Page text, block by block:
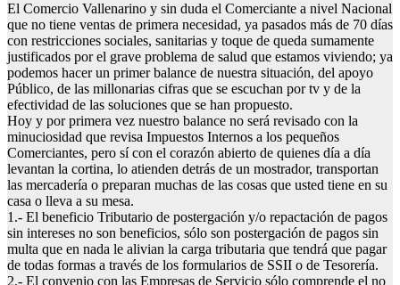
El Comercio Vallenarino y sin duda el Comerciante a nivel Nacional
que no tiene ventas de primera necesidad, ya pasados más de 70 días
con restricciones sociales, sanitarias y toque de queda sumamente
justificados por el grave problema de salud que estamos viviendo; ya
podemos hacer un primer balance de nuestra situación, del apoyo
Público, de las millonarias cifras que se escuchan por tv y de la
efectividad de las soluciones que se han propuesto.
Hoy y por primera vez nuestro balance no será revisado con la
minuciosidad que revisa Impuestos Internos a los pequeños
Comerciantes, pero sí con el corazón abierto de quienes día a día
levantan la cortina, lo atienden detrás de un mostrador, transportan
las mercadería o preparan muchas de las cosas que usted tiene en su
casa o lleva a su mesa.
1.- El beneficio Tributario de postergación y/o repactación de pagos
sin intereses no son beneficios, sólo son postergación de pagos sin
multa que en nada le alivian la carga tributaria que tendrá que pagar
de todas formas a través de los formularios de SSII o de Tesorería.
2.- El convenio con las Empresas de Servicio sólo comprende el no